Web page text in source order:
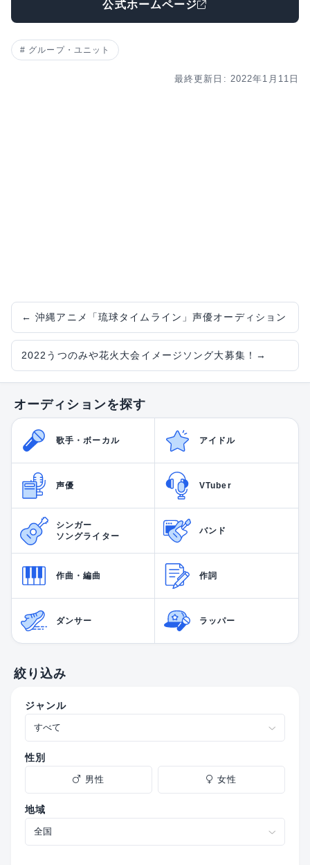
公式ホームページ
グループ・ユニット
最終更新日: 2022年1月11日
← 沖縄アニメ「琉球タイムライン」声優オーディション
2022うつのみや花火大会イメージソング大募集！ →
オーディションを探す
歌手・ボーカル アイドル
声優 VTuber
シンガー
ソングライター
バンド
作曲・編曲 作詞
ダンサー ラッパー
絞り込み
ジャンル
性別
男性 女性
地域